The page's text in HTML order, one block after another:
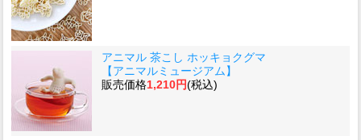
アニマル 茶こし ホッキョクグマ
【アニマルミュージアム】
販売価格1,210円(税込)